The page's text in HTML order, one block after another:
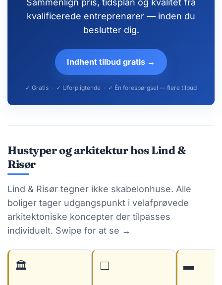
kvalificerede entreprenører — inden du
beslutter dig.
Indhent tilbud gratis →
✓ Gratis · ✓ Uforpligtende · ✓ Én forespørgsel — flere tilbud
Hustyper og arkitektur hos Lind &
Risør
Lind & Risør tegner ikke skabelonhuse. Alle
boliger tager udgangspunkt i velafprøvede
arkitektoniske koncepter der tilpasses
individuelt. Swipe for at se →
🏛️ ⬜ ▬